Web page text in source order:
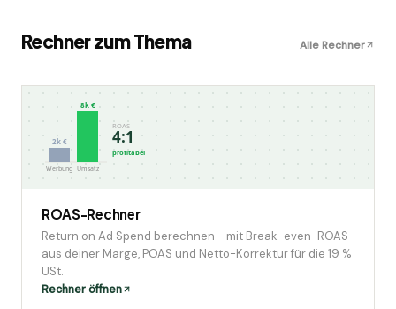
Rechner zum Thema Alle Rechner
2k €
Werbung
8k €
Umsatz
ROAS
4:1
profitabel
ROAS-Rechner
Return on Ad Spend berechnen - mit Break-even-ROAS
aus deiner Marge, POAS und Netto-Korrektur für die 19 %
USt.
Rechner öffnen